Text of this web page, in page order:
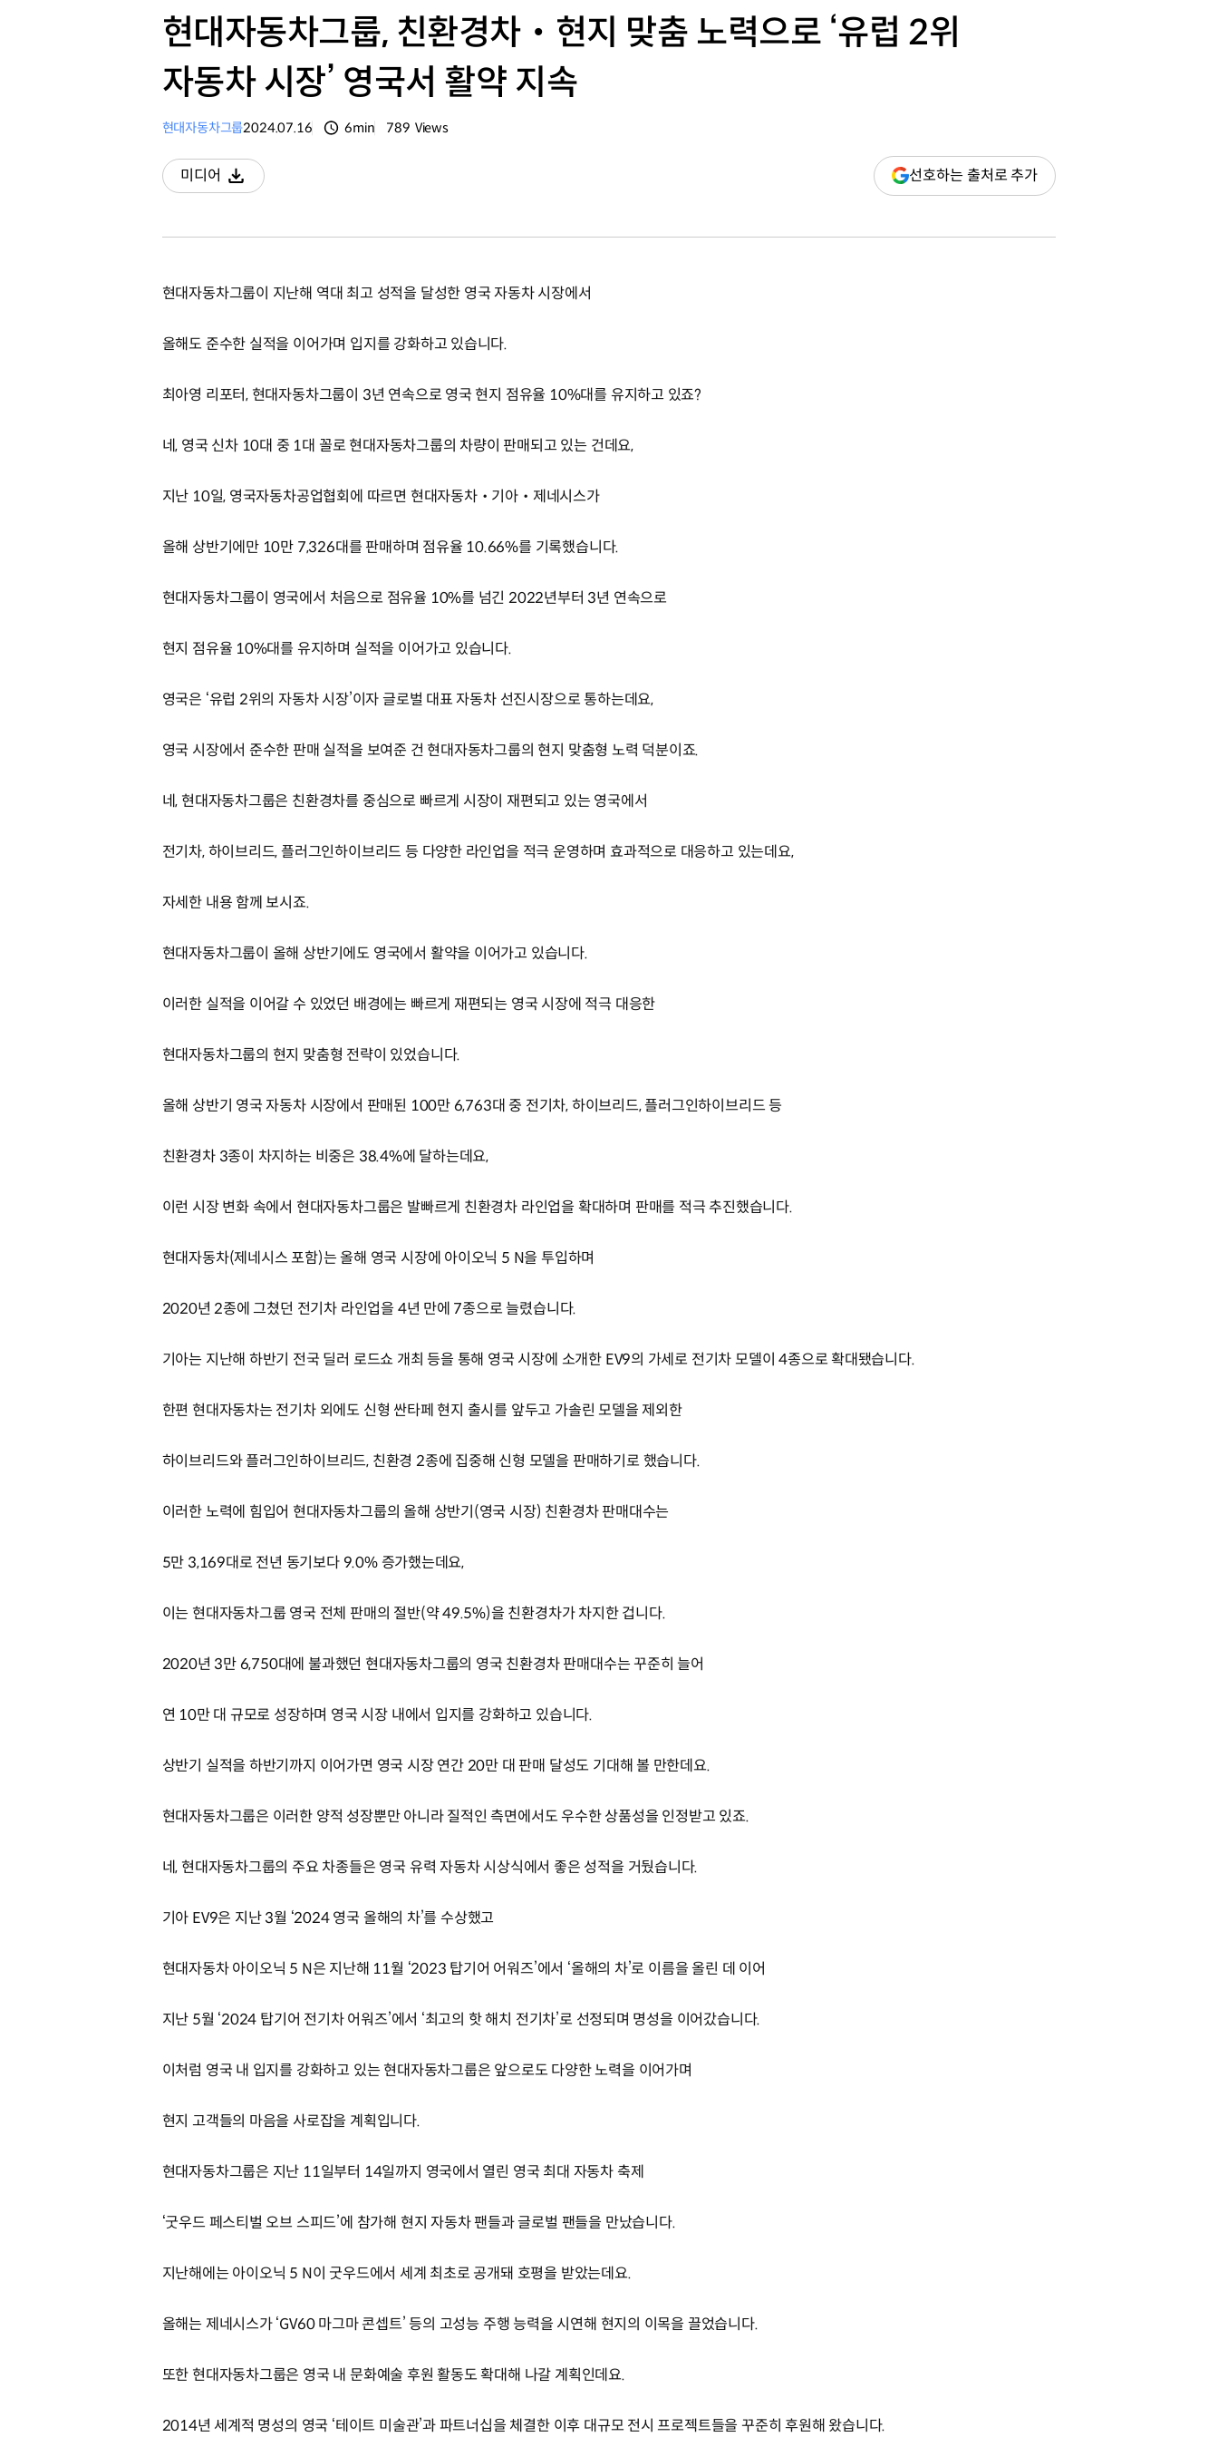
현대자동차그룹, 친환경차‧현지 맞춤 노력으로 ‘유럽 2위
자동차 시장’ 영국서 활약 지속
현대자동차그룹2024.07.16 6min 789 Views
미디어
다운로드
선호하는 출처로 추가(새
창
현대자동차그룹이 지난해 역대 최고 성적을 달성한 영국 자동차 시장에서
올해도 준수한 실적을 이어가며 입지를 강화하고 있습니다.
최아영 리포터, 현대자동차그룹이 3년 연속으로 영국 현지 점유율 10%대를 유지하고 있죠?
네, 영국 신차 10대 중 1대 꼴로 현대자동차그룹의 차량이 판매되고 있는 건데요,
지난 10일, 영국자동차공업협회에 따르면 현대자동차‧기아‧제네시스가
올해 상반기에만 10만 7,326대를 판매하며 점유율 10.66%를 기록했습니다.
현대자동차그룹이 영국에서 처음으로 점유율 10%를 넘긴 2022년부터 3년 연속으로
현지 점유율 10%대를 유지하며 실적을 이어가고 있습니다.
영국은 ‘유럽 2위의 자동차 시장’이자 글로벌 대표 자동차 선진시장으로 통하는데요,
영국 시장에서 준수한 판매 실적을 보여준 건 현대자동차그룹의 현지 맞춤형 노력 덕분이죠.
네, 현대자동차그룹은 친환경차를 중심으로 빠르게 시장이 재편되고 있는 영국에서
전기차, 하이브리드, 플러그인하이브리드 등 다양한 라인업을 적극 운영하며 효과적으로 대응하고 있는데요,
자세한 내용 함께 보시죠.
현대자동차그룹이 올해 상반기에도 영국에서 활약을 이어가고 있습니다.
이러한 실적을 이어갈 수 있었던 배경에는 빠르게 재편되는 영국 시장에 적극 대응한
현대자동차그룹의 현지 맞춤형 전략이 있었습니다.
올해 상반기 영국 자동차 시장에서 판매된 100만 6,763대 중 전기차, 하이브리드, 플러그인하이브리드 등
친환경차 3종이 차지하는 비중은 38.4%에 달하는데요,
이런 시장 변화 속에서 현대자동차그룹은 발빠르게 친환경차 라인업을 확대하며 판매를 적극 추진했습니다.
현대자동차(제네시스 포함)는 올해 영국 시장에 아이오닉 5 N을 투입하며
2020년 2종에 그쳤던 전기차 라인업을 4년 만에 7종으로 늘렸습니다.
기아는 지난해 하반기 전국 딜러 로드쇼 개최 등을 통해 영국 시장에 소개한 EV9의 가세로 전기차 모델이 4종으로 확대됐습니다.
한편 현대자동차는 전기차 외에도 신형 싼타페 현지 출시를 앞두고 가솔린 모델을 제외한
하이브리드와 플러그인하이브리드, 친환경 2종에 집중해 신형 모델을 판매하기로 했습니다.
이러한 노력에 힘입어 현대자동차그룹의 올해 상반기(영국 시장) 친환경차 판매대수는
5만 3,169대로 전년 동기보다 9.0% 증가했는데요,
이는 현대자동차그룹 영국 전체 판매의 절반(약 49.5%)을 친환경차가 차지한 겁니다.
2020년 3만 6,750대에 불과했던 현대자동차그룹의 영국 친환경차 판매대수는 꾸준히 늘어
연 10만 대 규모로 성장하며 영국 시장 내에서 입지를 강화하고 있습니다.
상반기 실적을 하반기까지 이어가면 영국 시장 연간 20만 대 판매 달성도 기대해 볼 만한데요.
현대자동차그룹은 이러한 양적 성장뿐만 아니라 질적인 측면에서도 우수한 상품성을 인정받고 있죠.
네, 현대자동차그룹의 주요 차종들은 영국 유력 자동차 시상식에서 좋은 성적을 거뒀습니다.
기아 EV9은 지난 3월 ‘2024 영국 올해의 차’를 수상했고
현대자동차 아이오닉 5 N은 지난해 11월 ‘2023 탑기어 어워즈’에서 ‘올해의 차’로 이름을 올린 데 이어
지난 5월 ‘2024 탑기어 전기차 어워즈’에서 ‘최고의 핫 해치 전기차’로 선정되며 명성을 이어갔습니다.
이처럼 영국 내 입지를 강화하고 있는 현대자동차그룹은 앞으로도 다양한 노력을 이어가며
현지 고객들의 마음을 사로잡을 계획입니다.
현대자동차그룹은 지난 11일부터 14일까지 영국에서 열린 영국 최대 자동차 축제
‘굿우드 페스티벌 오브 스피드’에 참가해 현지 자동차 팬들과 글로벌 팬들을 만났습니다.
지난해에는 아이오닉 5 N이 굿우드에서 세계 최초로 공개돼 호평을 받았는데요.
올해는 제네시스가 ‘GV60 마그마 콘셉트’ 등의 고성능 주행 능력을 시연해 현지의 이목을 끌었습니다.
또한 현대자동차그룹은 영국 내 문화예술 후원 활동도 확대해 나갈 계획인데요.
2014년 세계적 명성의 영국 ‘테이트 미술관’과 파트너십을 체결한 이후 대규모 전시 프로젝트들을 꾸준히 후원해 왔습니다.